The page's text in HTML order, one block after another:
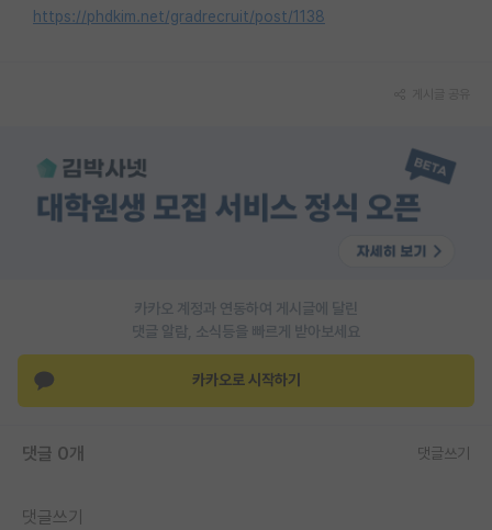
https://phdkim.net/gradrecruit/post/1138
카카오 계정과 연동하여 게시글에 달린
댓글 알람, 소식등을 빠르게 받아보세요
카카오로 시작하기
댓글 0개 댓글쓰기
댓글쓰기